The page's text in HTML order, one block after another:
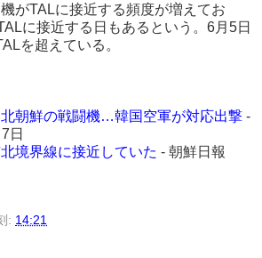
がTALに接近する頻度が増えてお
に接近する日もあるという。6月5日
を超えている。
北朝鮮の戦闘機…韓国空軍が対応出撃 -
日
境界線に接近していた - 朝鮮日報
: 14:21